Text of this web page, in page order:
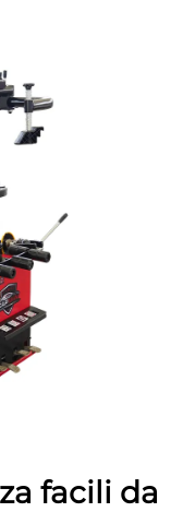
facili da